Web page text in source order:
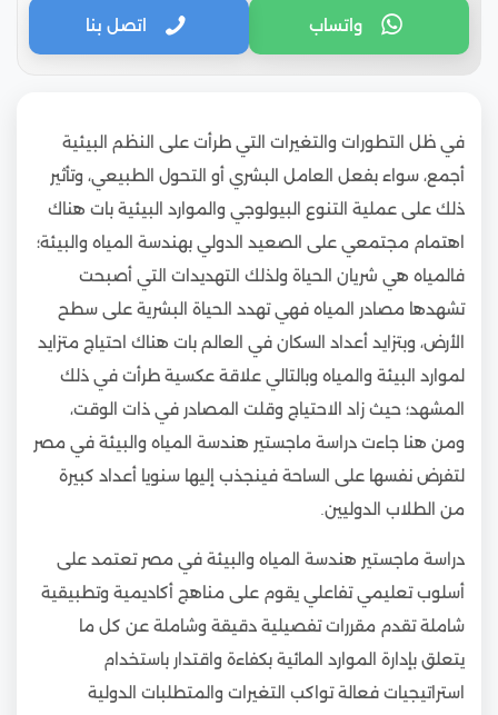
واتساب اتصل بنا
في ظل التطورات والتغيرات التي طرأت على النظم البيئية
أجمع، سواء بفعل العامل البشري أو التحول الطبيعي، وتأثير
ذلك على عملية التنوع البيولوجي والموارد البيئية بات هناك
اهتمام مجتمعي على الصعيد الدولي بهندسة المياه والبيئة؛
فالمياه هي شريان الحياة ولذلك التهديدات التي أصبحت
تشهدها مصادر المياه فهي تهدد الحياة البشرية على سطح
الأرض، وبتزايد أعداد السكان في العالم بات هناك احتياج متزايد
لموارد البيئة والمياه وبالتالي علاقة عكسية طرأت في ذلك
المشهد؛ حيث زاد الاحتياج وقلت المصادر في ذات الوقت،
ومن هنا جاءت دراسة ماجستير هندسة المياه والبيئة في مصر
لتفرض نفسها على الساحة فينجذب إليها سنويا أعداد كبيرة
من الطلاب الدوليين.
دراسة ماجستير هندسة المياه والبيئة في مصر تعتمد على
أسلوب تعليمي تفاعلي يقوم على مناهج أكاديمية وتطبيقية
شاملة تقدم مقررات تفصيلية دقيقة وشاملة عن كل ما
يتعلق بإدارة الموارد المائية بكفاءة واقتدار باستخدام
استراتيجيات فعالة تواكب التغيرات والمتطلبات الدولية